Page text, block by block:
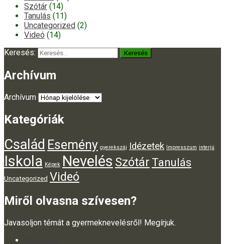
Szótár (14)
Tanulás (11)
Uncategorized (2)
Videó (14)
Keresés:
Archívum
Archívum
Kategóriák
Család Esemény gyerekszáj Idézetek Impresszum interjú
Iskola Képek Nevelés Szótár Tanulás
Uncategorized Videó
Miről olvasna szívesen?
Javasoljon témát a gyermeknevelésről! Megírjuk.